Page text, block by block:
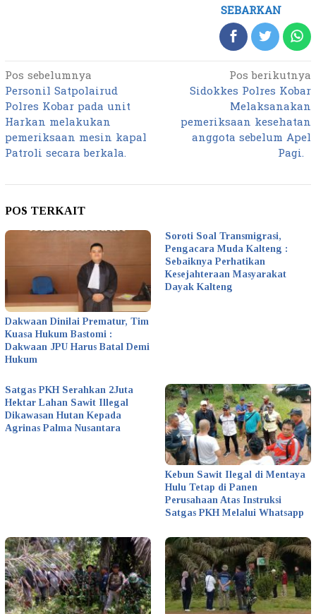
SEBARKAN
Navigasi
pos
Pos sebelumnya
Personil Satpolairud
Polres Kobar pada unit
Harkan melakukan
pemeriksaan mesin kapal
Patroli secara berkala.
Pos berikutnya
Sidokkes Polres Kobar
Melaksanakan
pemeriksaan kesehatan
anggota sebelum Apel
Pagi.
POS TERKAIT
Dakwaan Dinilai Prematur, Tim
Kuasa Hukum Bastomi :
Dakwaan JPU Harus Batal Demi
Hukum
Soroti Soal Transmigrasi,
Pengacara Muda Kalteng :
Sebaiknya Perhatikan
Kesejahteraan Masyarakat
Dayak Kalteng
Satgas PKH Serahkan 2Juta
Hektar Lahan Sawit Illegal
Dikawasan Hutan Kepada
Agrinas Palma Nusantara
Kebun Sawit Ilegal di Mentaya
Hulu Tetap di Panen
Perusahaan Atas Instruksi
Satgas PKH Melalui Whatsapp